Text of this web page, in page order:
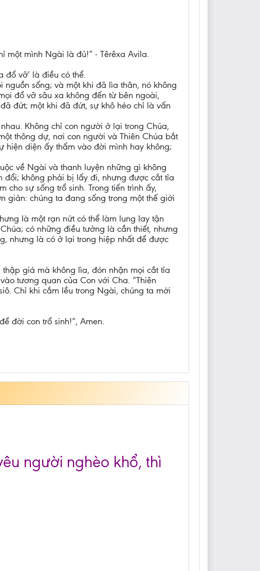
một mình Ngài là đủ!” - Têrêxa Avila.
vỡ’ là điều có thể.
nguồn sống; và một khi đã lìa thân, nó không
đổ vỡ sâu xa không đến từ bên ngoài,
đứt; một khi đã đứt, sự khô héo chỉ là vấn
Không chỉ con người ở lại trong Chúa,
thông dự, nơi con người và Thiên Chúa bắt
hiện diện ấy thấm vào đời mình hay không;
về Ngài và thanh luyện những gì không
đổi; không phải bị lấy đi, nhưng được cắt tỉa
sự sống trổ sinh. Trong tiến trình ấy,
giản: chúng ta đang sống trong một thế giới
là một rạn nứt có thể làm lung lay tận
có những điều tưởng là cần thiết, nhưng
nhưng là có ở lại trong hiệp nhất để được
giá mà không lìa, đón nhận mọi cắt tỉa
tương quan của Con với Cha. “Thiên
Chỉ khi cắm lều trong Ngài, chúng ta mới
đời con trổ sinh!”, Amen.
người nghèo khổ, thì